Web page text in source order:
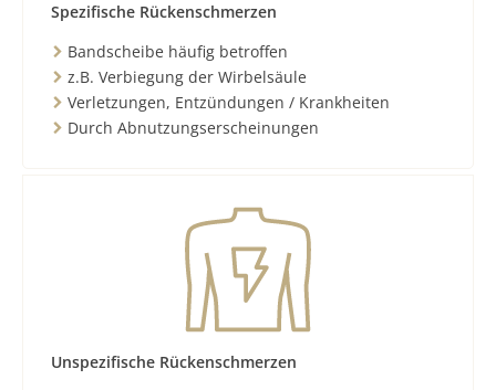
Spezifische Rückenschmerzen
Bandscheibe häufig betroffen
z.B. Verbiegung der Wirbelsäule
Verletzungen, Entzündungen / Krankheiten
Durch Abnutzungserscheinungen
Unspezifische Rückenschmerzen